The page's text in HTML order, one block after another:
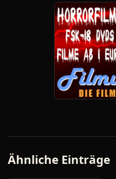
Ähnliche Einträge